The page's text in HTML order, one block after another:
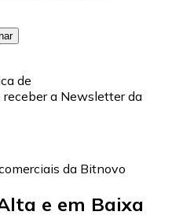
de
a Newsletter da
da Bitnovo
e em Baixa